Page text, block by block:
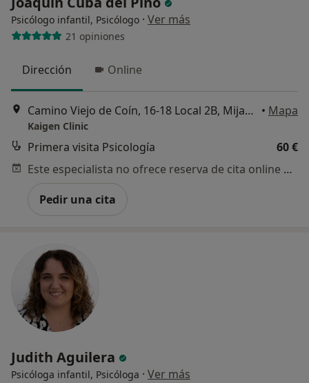
Psicólogo infantil, Psicólogo · Ver más
21 opiniones
Dirección Online
Camino Viejo de Coín, 16-18 Local 2B, Mijas-Costa • Mapa
Kaigen Clinic
Primera visita Psicología
60 €
Este especialista no ofrece reserva de cita online en esta dirección.
Pedir una cita
Judith Aguilera
Psicóloga infantil, Psicóloga · Ver más